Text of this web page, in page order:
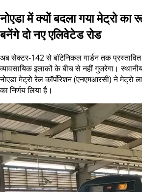
नोएडा में क्यों बदला गया मेट्रो का
बनेंगे दो नए एलिवेटेड रोड
अब सेक्टर-142 से बॉटेनिकल गार्डन तक प्रस्तावित
व्यावसायिक इलाकों के बीच से नहीं गुजरेगा।
नोएडा मेट्रो रेल कॉर्पोरेशन (एनएमआरसी) ने
का निर्णय लिया है।